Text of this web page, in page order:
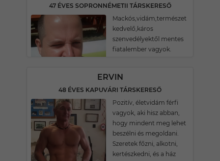
47 ÉVES SOPRONNÉMETII TÁRSKERESŐ
Mackós,vidám,természet
kedvelő,káros
szenvedélyektől mentes
fiatalember vagyok.
ERVIN
48 ÉVES KAPUVÁRI TÁRSKERESŐ
Pozitív, életvidám férfi
vagyok, aki hisz abban,
hogy mindent meg lehet
beszélni és megoldani.
Szeretek főzni, alkotni,
kertészkedni, és a ház